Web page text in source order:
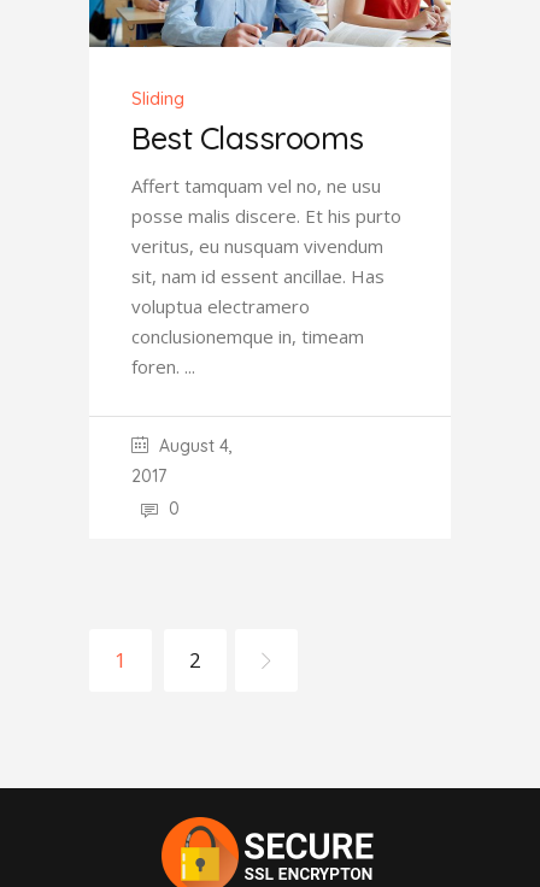
Sliding
Best Classrooms
Affert tamquam vel no, ne usu
posse malis discere. Et his purto
veritus, eu nusquam vivendum
sit, nam id essent ancillae. Has
voluptua electramero
conclusionemque in, timeam
foren.
August 4,
2017
0
1 2